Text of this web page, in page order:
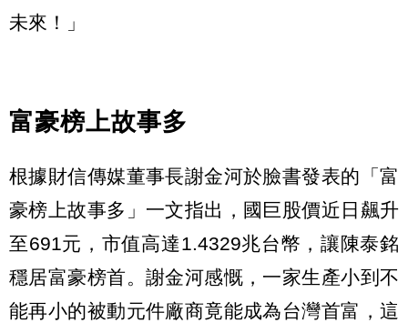
未來！」
富豪榜上故事多
根據財信傳媒董事長謝金河於臉書發表的「富
豪榜上故事多」一文指出，國巨股價近日飆升
至691元，市值高達1.4329兆台幣，讓陳泰銘
穩居富豪榜首。謝金河感慨，一家生產小到不
能再小的被動元件廠商竟能成為台灣首富，這